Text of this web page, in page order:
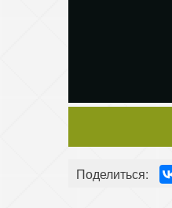
Поделиться: